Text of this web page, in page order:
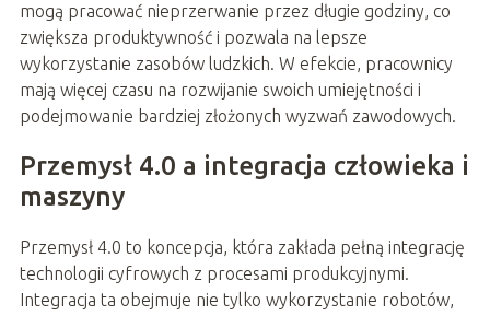
mogą pracować nieprzerwanie przez długie godziny, co
zwiększa produktywność i pozwala na lepsze
wykorzystanie zasobów ludzkich. W efekcie, pracownicy
mają więcej czasu na rozwijanie swoich umiejętności i
podejmowanie bardziej złożonych wyzwań zawodowych.
Przemysł 4.0 a integracja człowieka i
maszyny
Przemysł 4.0 to koncepcja, która zakłada pełną integrację
technologii cyfrowych z procesami produkcyjnymi.
Integracja ta obejmuje nie tylko wykorzystanie robotów,